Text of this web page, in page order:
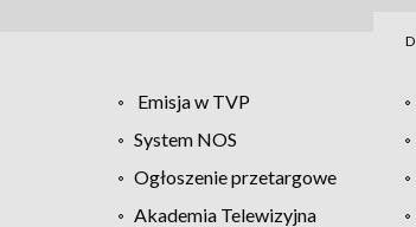
Emisja w TVP
System NOS
Ogłoszenie przetargowe
Akademia Telewizyjna